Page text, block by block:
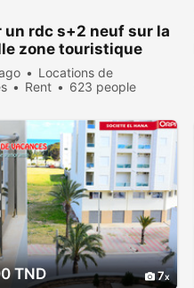
un rdc s+2 neuf sur la
zone touristique
Locations de
Rent
623 people
TND 7